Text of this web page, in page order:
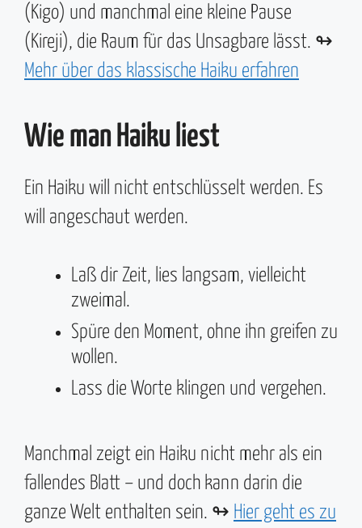
(Kigo) und manchmal eine kleine Pause
(Kireji), die Raum für das Unsagbare lässt. ↬
Mehr über das klassische Haiku erfahren
Wie man Haiku liest
Ein Haiku will nicht entschlüsselt werden. Es
will angeschaut werden.
Laß dir Zeit, lies langsam, vielleicht
zweimal.
Spüre den Moment, ohne ihn greifen zu
wollen.
Lass die Worte klingen und vergehen.
Manchmal zeigt ein Haiku nicht mehr als ein
fallendes Blatt – und doch kann darin die
ganze Welt enthalten sein. ↬ Hier geht es zu